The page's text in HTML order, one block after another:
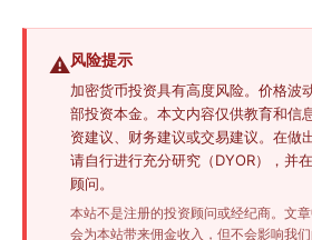
⚠️风险提示
加密货币投资具有高度风险。价格波
部投资本金。本文内容仅供教育和信
资建议、财务建议或交易建议。在做
请自行进行充分研究（DYOR），并
顾问。
本站不是注册的投资顾问或经纪商。文
会为本站带来佣金收入，但不会影响我